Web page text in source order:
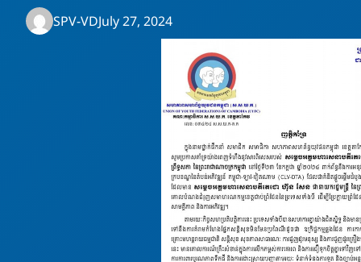
SPV-VDJuly 27, 2024